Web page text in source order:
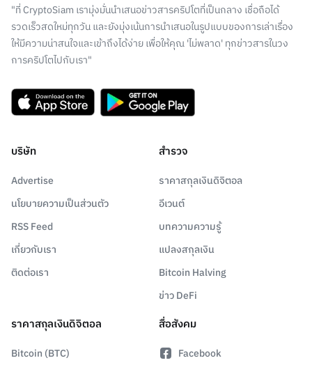
"ที่ CryptoSiam เรามุ่งมั่นนำเสนอข่าวสารคริปโตที่เป็นกลาง เชื่อถือได้
รวดเร็วสดใหม่ทุกวัน และยังมุ่งเน้นการนำเสนอในรูปแบบของการเล่าเรื่อง
ให้มีความน่าสนใจและเข้าถึงได้ง่าย เพื่อให้คุณ 'ไม่พลาด' ทุกข่าวสารในวง
การคริปโตไปกับเรา"
บริษัท
Advertise
นโยบายความเป็นส่วนตัว
RSS Feed
เกี่ยวกับเรา
ติดต่อเรา
สำรวจ
ราคาสกุลเงินดิจิตอล
อีเวนต์
บทความความรู้
แปลงสกุลเงิน
Bitcoin Halving
ข่าว DeFi
ราคาสกุลเงินดิจิตอล
Bitcoin (BTC)
สื่อสังคม
Facebook